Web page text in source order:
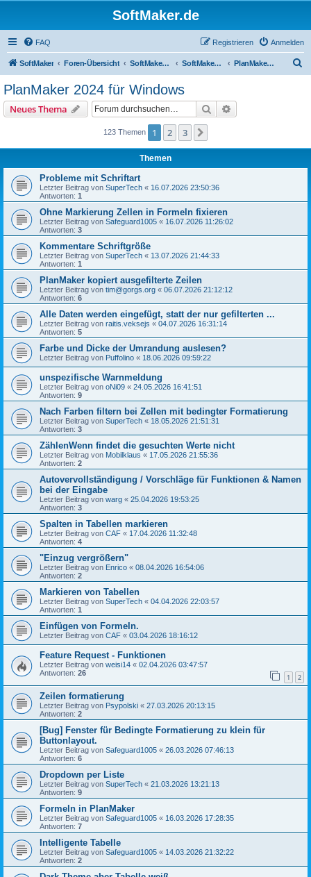
SoftMaker.de
FAQ Anmelden
Registrieren
SoftMaker Foren-Übersicht SoftMaker Office 2024 SoftMaker Office 2024 für Windows PlanMaker 2024 für Windows
PlanMaker 2024 für Windows
Neues Thema Suche
123 Themen 1 2 3
Themen
Probleme mit Schriftart
Letzter Beitrag von SuperTech « 16.07.2026 23:50:36
Antworten: 1
Ohne Markierung Zellen in Formeln fixieren
Letzter Beitrag von Safeguard1005 « 16.07.2026 11:26:02
Antworten: 3
Kommentare Schriftgröße
Letzter Beitrag von SuperTech « 13.07.2026 21:44:33
Antworten: 1
PlanMaker kopiert ausgefilterte Zeilen
Letzter Beitrag von tim@gorgs.org « 06.07.2026 21:12:12
Antworten: 6
Alle Daten werden eingefügt, statt der nur gefilterten ...
Letzter Beitrag von raitis.veksejs « 04.07.2026 16:31:14
Antworten: 5
Farbe und Dicke der Umrandung auslesen?
Letzter Beitrag von Puffolino « 18.06.2026 09:59:22
unspezifische Warnmeldung
Letzter Beitrag von oNi09 « 24.05.2026 16:41:51
Antworten: 9
Nach Farben filtern bei Zellen mit bedingter Formatierung
Letzter Beitrag von SuperTech « 18.05.2026 21:51:31
Antworten: 3
ZählenWenn findet die gesuchten Werte nicht
Letzter Beitrag von Mobilklaus « 17.05.2026 21:55:36
Antworten: 2
Autovervollständigung / Vorschläge für Funktionen & Namen
bei der Eingabe
Letzter Beitrag von warg « 25.04.2026 19:53:25
Antworten: 3
Spalten in Tabellen markieren
Letzter Beitrag von CAF « 17.04.2026 11:32:48
Antworten: 4
"Einzug vergrößern"
Letzter Beitrag von Enrico « 08.04.2026 16:54:06
Antworten: 2
Markieren von Tabellen
Letzter Beitrag von SuperTech « 04.04.2026 22:03:57
Antworten: 1
Einfügen von Formeln.
Letzter Beitrag von CAF « 03.04.2026 18:16:12
Feature Request - Funktionen
Letzter Beitrag von weisi14 « 02.04.2026 03:47:57
Antworten: 26 1 2
Zeilen formatierung
Letzter Beitrag von Psypolski « 27.03.2026 20:13:15
Antworten: 2
[Bug] Fenster für Bedingte Formatierung zu klein für
Buttonlayout.
Letzter Beitrag von Safeguard1005 « 26.03.2026 07:46:13
Antworten: 6
Dropdown per Liste
Letzter Beitrag von SuperTech « 21.03.2026 13:21:13
Antworten: 9
Formeln in PlanMaker
Letzter Beitrag von Safeguard1005 « 16.03.2026 17:28:35
Antworten: 7
Intelligente Tabelle
Letzter Beitrag von Safeguard1005 « 14.03.2026 21:32:22
Antworten: 2